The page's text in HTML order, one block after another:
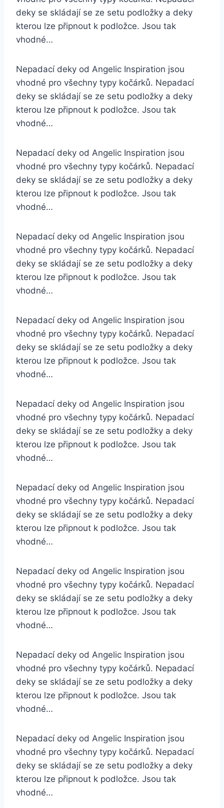
deky se skládají se ze setu podložky a deky
kterou lze připnout k podložce. Jsou tak
vhodné…
Nepadací deky od Angelic Inspiration jsou
vhodné pro všechny typy kočárků. Nepadací
deky se skládají se ze setu podložky a deky
kterou lze připnout k podložce. Jsou tak
vhodné…
Nepadací deky od Angelic Inspiration jsou
vhodné pro všechny typy kočárků. Nepadací
deky se skládají se ze setu podložky a deky
kterou lze připnout k podložce. Jsou tak
vhodné…
Nepadací deky od Angelic Inspiration jsou
vhodné pro všechny typy kočárků. Nepadací
deky se skládají se ze setu podložky a deky
kterou lze připnout k podložce. Jsou tak
vhodné…
Nepadací deky od Angelic Inspiration jsou
vhodné pro všechny typy kočárků. Nepadací
deky se skládají se ze setu podložky a deky
kterou lze připnout k podložce. Jsou tak
vhodné…
Nepadací deky od Angelic Inspiration jsou
vhodné pro všechny typy kočárků. Nepadací
deky se skládají se ze setu podložky a deky
kterou lze připnout k podložce. Jsou tak
vhodné…
Nepadací deky od Angelic Inspiration jsou
vhodné pro všechny typy kočárků. Nepadací
deky se skládají se ze setu podložky a deky
kterou lze připnout k podložce. Jsou tak
vhodné…
Nepadací deky od Angelic Inspiration jsou
vhodné pro všechny typy kočárků. Nepadací
deky se skládají se ze setu podložky a deky
kterou lze připnout k podložce. Jsou tak
vhodné…
Nepadací deky od Angelic Inspiration jsou
vhodné pro všechny typy kočárků. Nepadací
deky se skládají se ze setu podložky a deky
kterou lze připnout k podložce. Jsou tak
vhodné…
Nepadací deky od Angelic Inspiration jsou
vhodné pro všechny typy kočárků. Nepadací
deky se skládají se ze setu podložky a deky
kterou lze připnout k podložce. Jsou tak
vhodné…